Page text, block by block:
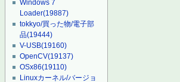
Windows 7
Loader(19887)
tokkyo/買った物/電子部
品(19444)
V-USB(19160)
OpenCV(19137)
OSx86(19110)
Linuxカーネル/バージョ